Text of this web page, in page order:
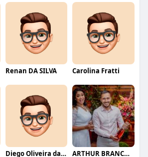
Renan DA SILVA Carolina Fratti
Diego Oliveira da Motta ARTHUR BRANCO FERNANDES